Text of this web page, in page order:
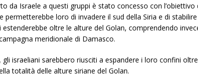
da Israele a questi gruppi è stato concesso con
permetterebbe loro di invadere il sud della Siria e di
oltre le alture del Golan, comprendendo
meridionale di Damasco.
israeliani sarebbero riusciti a espandere i loro confini
totalità delle alture siriane del Golan.